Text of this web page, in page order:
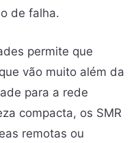
de falha.
permite que
vão muito além da
para a rede
compacta, os SMR
remotas ou